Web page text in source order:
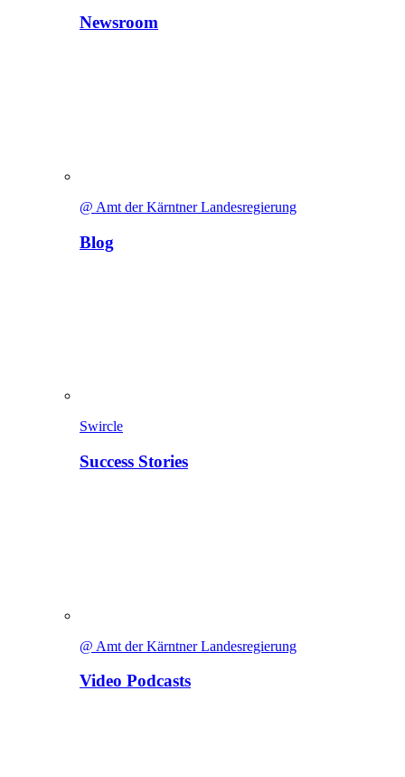
Newsroom
@ Amt der Kärntner Landesregierung
Blog
Swircle
Success Stories
@ Amt der Kärntner Landesregierung
Video Podcasts